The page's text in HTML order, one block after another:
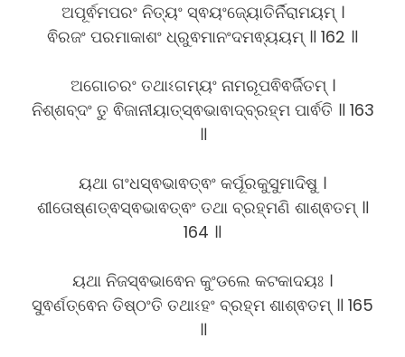
ଅପୂର୍ଵମପରଂ ନିତ୍ୟଂ ସ୍ଵୟଂଜ୍ୟୋତିର୍ନିରାମୟମ୍ ।
ଵିରଜଂ ପରମାକାଶଂ ଧ୍ରୁଵମାନଂଦମଵ୍ୟୟମ୍ ॥ 162 ॥
ଅଗୋଚରଂ ତଥାଽଗମ୍ୟଂ ନାମରୂପଵିଵର୍ଜିତମ୍ ।
ନିଶ୍ଶବ୍ଦଂ ତୁ ଵିଜାନୀୟାତ୍ସ୍ଵଭାଵାଦ୍ବ୍ରହ୍ମ ପାର୍ଵତି ॥ 163
॥
ୟଥା ଗଂଧସ୍ଵଭାଵତ୍ଵଂ କର୍ପୂରକୁସୁମାଦିଷୁ ।
ଶୀତୋଷ୍ଣତ୍ଵସ୍ଵଭାଵତ୍ଵଂ ତଥା ବ୍ରହ୍ମଣି ଶାଶ୍ଵତମ୍ ॥
164 ॥
ୟଥା ନିଜସ୍ଵଭାଵେନ କୁଂଡଲେ କଟକାଦୟଃ ।
ସୁଵର୍ଣତ୍ଵେନ ତିଷ୍ଠଂତି ତଥାଽହଂ ବ୍ରହ୍ମ ଶାଶ୍ଵତମ୍ ॥ 165
॥